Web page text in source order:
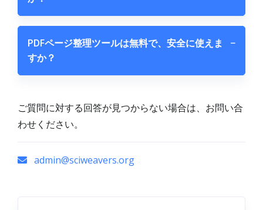
PDFページ整理ツールは無料で、安全に使えま
すか？
−
ご質問に対する回答が見つからない場合は、お問い合
わせください。
admin@sciweavers.org